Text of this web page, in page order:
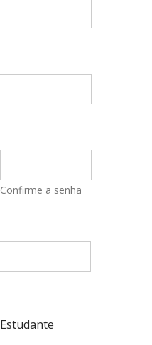
Confirme a senha
Estudante